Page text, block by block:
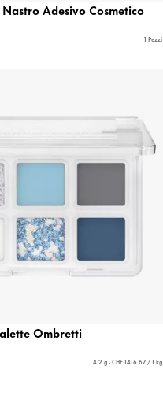
Adesivo Cosmetico
1 Pezzi
Ombretti
4.2 g - CHF 1416.67 / 1 kg